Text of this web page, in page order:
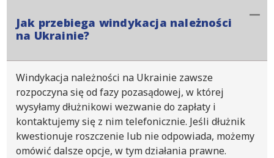
Jak przebiega windykacja należności
na Ukrainie?
Windykacja należności na Ukrainie zawsze
rozpoczyna się od fazy pozasądowej, w której
wysyłamy dłużnikowi wezwanie do zapłaty i
kontaktujemy się z nim telefonicznie. Jeśli dłużnik
kwestionuje roszczenie lub nie odpowiada, możemy
omówić dalsze opcje, w tym działania prawne.